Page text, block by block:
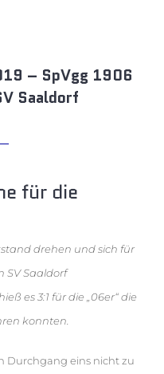
– SpVgg 1906
Saaldorf
für die
drehen und sich für
SV Saaldorf
es 3:1 für die „06er“ die
konnten.
Durchgang eins nicht zu